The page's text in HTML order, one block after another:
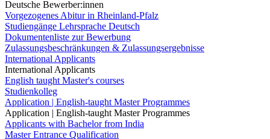
Deutsche Bewerber:innen
Vorgezogenes Abitur in Rheinland-Pfalz
Studiengänge Lehrsprache Deutsch
Dokumentenliste zur Bewerbung
Zulassungsbeschränkungen & Zulassungsergebnisse
International Applicants
International Applicants
English taught Master's courses
Studienkolleg
Application | English-taught Master Programmes
Application | English-taught Master Programmes
Applicants with Bachelor from India
Master Entrance Qualification